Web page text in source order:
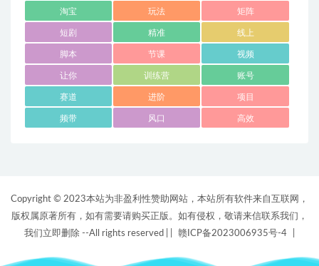
淘宝 玩法 矩阵
短剧 精准 线上
脚本 节课 视频
让你 训练营 账号
赛道 进阶 项目
频带 风口 高效
Copyright © 2023本站为非盈利性赞助网站，本站所有软件来自互联网，
版权属原著所有，如有需要请购买正版。如有侵权，敬请来信联系我们，
我们立即删除 --All rights reserved |
赣ICP备2023006935号-4